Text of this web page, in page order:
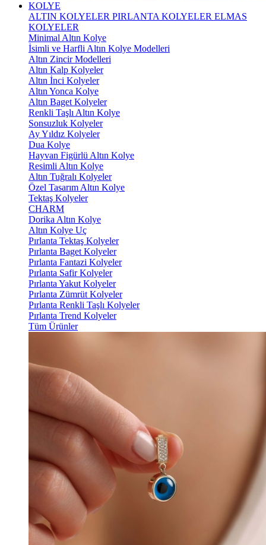
KOLYE
ALTIN KOLYELER PIRLANTA KOLYELER ELMAS
KOLYELER
Minimal Altın Kolye
İsimli ve Harfli Altın Kolye Modelleri
Altın Zincir Modelleri
Altın Kalp Kolyeler
Altın İnci Kolyeler
Altın Yonca Kolye
Altın Baget Kolyeler
Renkli Taşlı Altın Kolye
Sonsuzluk Kolyeler
Ay Yıldız Kolyeler
Dua Kolye
Hayvan Figürlü Altın Kolye
Resimli Altın Kolye
Altın Tuğralı Kolyeler
Özel Tasarım Altın Kolye
Tektaş Kolyeler
CHARM
Dorika Altın Kolye
Altın Kolye Uç
Pırlanta Tektaş Kolyeler
Pırlanta Baget Kolyeler
Pırlanta Fantazi Kolyeler
Pırlanta Safir Kolyeler
Pırlanta Yakut Kolyeler
Pırlanta Zümrüt Kolyeler
Pırlanta Renkli Taşlı Kolyeler
Pırlanta Trend Kolyeler
Tüm Ürünler